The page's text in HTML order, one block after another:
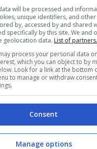
– Solonotizie24
will be processed and
unique identifiers, and other
by, accessed by and shared
specifically by this site. We and
geolocation data. List of partners.
process your personal data
which you can object to by
Look for a link at the bottom
to manage or withdraw
Consent
Manage options